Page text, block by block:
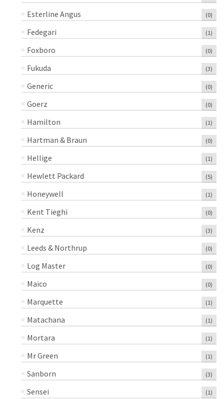
Esterline Angus (0)
Fedegari (1)
Foxboro (0)
Fukuda (3)
Generic (0)
Goerz (0)
Hamilton (1)
Hartman & Braun (0)
Hellige (1)
Hewlett Packard (5)
Honeywell (1)
Kent Tieghi (0)
Kenz (3)
Leeds & Northrup (0)
Log Master (0)
Maico (0)
Marquette (1)
Matachana (1)
Mortara (1)
Mr Green (1)
Sanborn (3)
Sensei (1)